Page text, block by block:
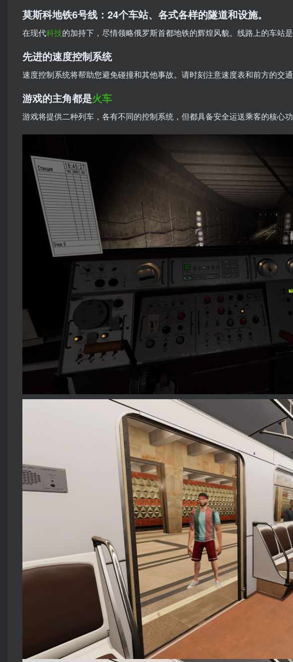
莫斯科地铁6号线：24个车站、各式各样的隧道和设施。
在现代科技的加持下，尽情领略俄罗斯首都地铁的辉煌风貌。线路上的车站
先进的速度控制系统
速度控制系统将帮助您避免碰撞和其他事故。请时刻注意速度表和前方的交通
游戏的主角都是火车
游戏将提供二种列车，各有不同的控制系统，但都具备安全运送乘客的核心功